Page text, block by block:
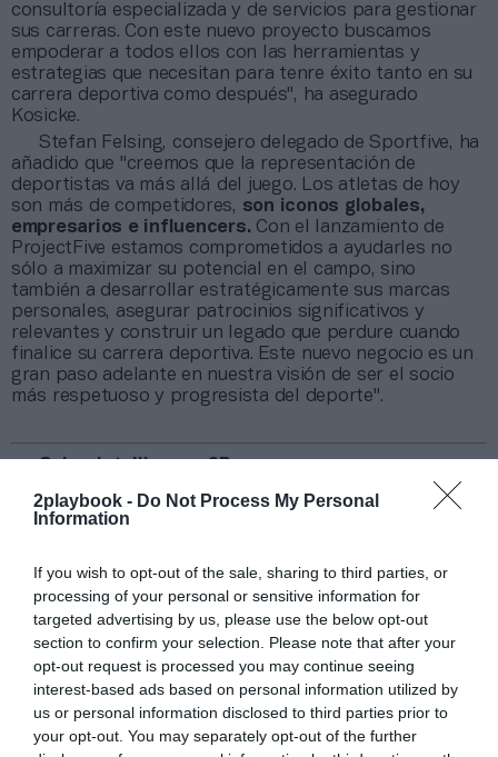
2playbook - Do Not Process My Personal
Information
If you wish to opt-out of the sale, sharing to third parties, or
processing of your personal or sensitive information for
targeted advertising by us, please use the below opt-out
section to confirm your selection. Please note that after your
opt-out request is processed you may continue seeing
interest-based ads based on personal information utilized by
us or personal information disclosed to third parties prior to
your opt-out. You may separately opt-out of the further
consultoría especializada y de servicios para gestionar
sus carreras. Con este nuevo proyecto buscamos
empoderar a todos ellos con las herramientas y
estrategias que necesitan para tenre éxito tanto en su
carrera deportiva como después", ha asegurado
Kosicke.
Stefan Felsing, consejero delegado de Sportfive, ha
añadido que "creemos que la representación de
deportistas va más allá del juego. Los atletas de hoy
son más de competidores, son iconos globales,
empresarios e influencers. Con el lanzamiento de
ProjectFive estamos comprometidos a ayudarles no
sólo a maximizar su potencial en el campo, sino
también a desarrollar estratégicamente sus marcas
personales, asegurar patrocinios significativos y
relevantes y construir un legado que perdure cuando
finalice su carrera deportiva. Este nuevo negocio es un
gran paso adelante en nuestra visión de ser el socio
más respetuoso y progresista del deporte".
Intelligence 2P
es la unidad de estrategia e
inteligencia de mercado de 2Playbook, cuya plataforma
ligas europeas; 22 clubes de ACB y Primera FEB y 80
clubes de Euroliga, Eurocup, BCL, Euroliga y Eurocup
femeninas.
La plataforma también contabiliza la asistencia a
todos los eventos deportivos, de entretenimiento y
música en España, así como más de 23.000 contratos
de patrocinio en el mercado español y otros 7.000
contratos de las ligas europeas y norteamericanas de
fútbol y baloncesto, segmentados por competición,